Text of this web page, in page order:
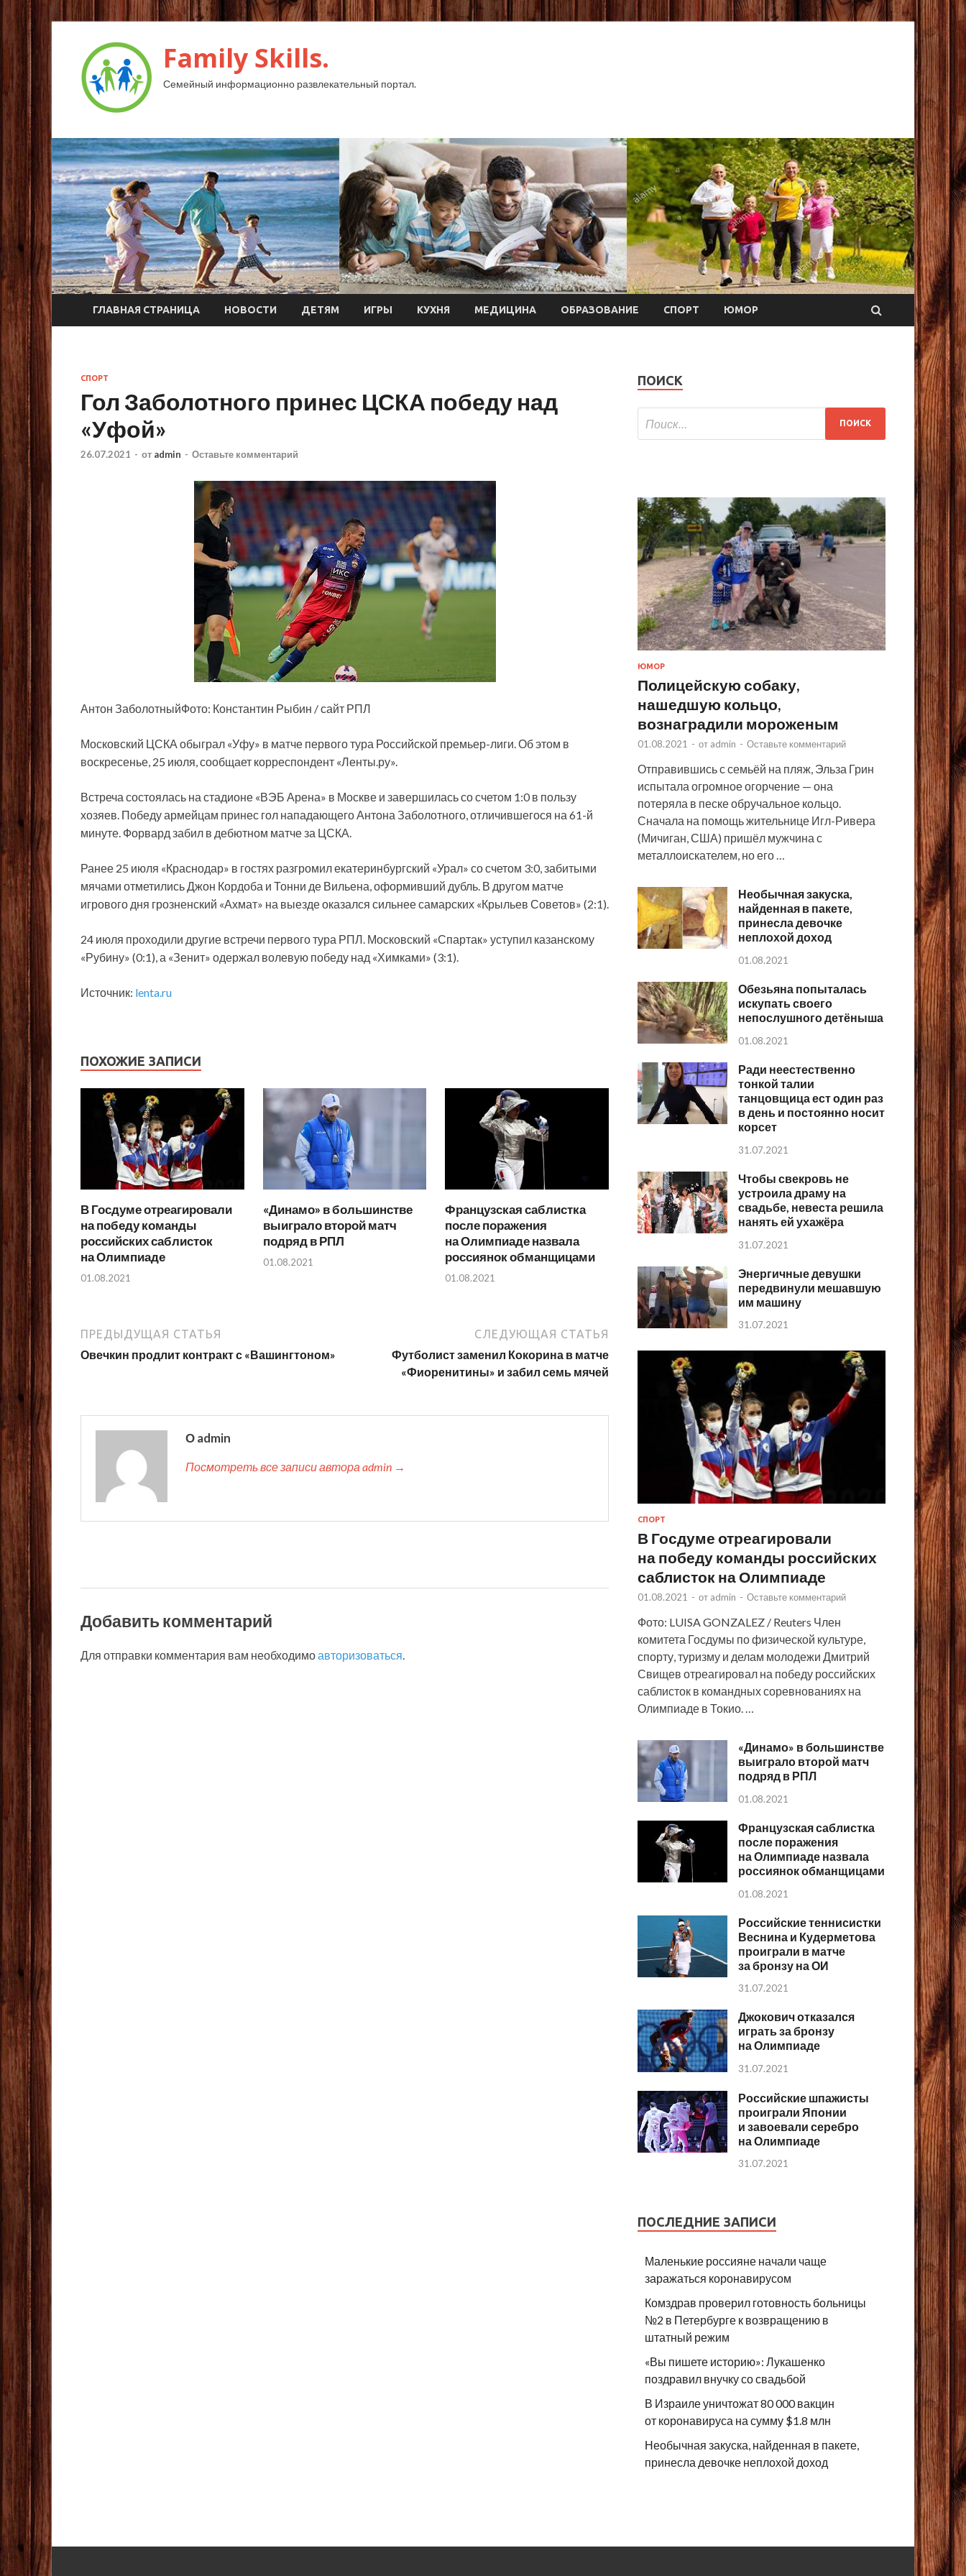
Family Skills.
Семейный информационно развлекательный портал.
ГЛАВНАЯ СТРАНИЦА НОВОСТИ ДЕТЯМ ИГРЫ КУХНЯ МЕДИЦИНА ОБРАЗОВАНИЕ СПОРТ ЮМОР
СПОРТ
Гол Заболотного принес ЦСКА победу над
«Уфой»
26.07.2021 - от admin - Оставьте комментарий
Антон ЗаболотныйФото: Константин Рыбин / сайт РПЛ
Московский ЦСКА обыграл «Уфу» в матче первого тура Российской премьер-лиги. Об этом в
воскресенье, 25 июля, сообщает корреспондент «Ленты.ру».
Встреча состоялась на стадионе «ВЭБ Арена» в Москве и завершилась со счетом 1:0 в пользу
хозяев. Победу армейцам принес гол нападающего Антона Заболотного, отличившегося на 61-й
минуте. Форвард забил в дебютном матче за ЦСКА.
Ранее 25 июля «Краснодар» в гостях разгромил екатеринбургский «Урал» со счетом 3:0, забитыми
мячами отметились Джон Кордоба и Тонни де Вильена, оформивший дубль. В другом матче
игрового дня грозненский «Ахмат» на выезде оказался сильнее самарских «Крыльев Советов» (2:1).
24 июля проходили другие встречи первого тура РПЛ. Московский «Спартак» уступил казанскому
«Рубину» (0:1), а «Зенит» одержал волевую победу над «Химками» (3:1).
Источник: lenta.ru
ПОХОЖИЕ ЗАПИСИ
В Госдуме отреагировали
на победу команды
российских саблисток
на Олимпиаде
01.08.2021
«Динамо» в большинстве
выиграло второй матч
подряд в РПЛ
01.08.2021
Французская саблистка
после поражения
на Олимпиаде назвала
россиянок обманщицами
01.08.2021
ПРЕДЫДУЩАЯ СТАТЬЯ
Овечкин продлит контракт с «Вашингтоном»
СЛЕДУЮЩАЯ СТАТЬЯ
Футболист заменил Кокорина в матче
«Фиоренитины» и забил семь мячей
О admin
Посмотреть все записи автора admin →
Добавить комментарий
Для отправки комментария вам необходимоавторизоваться.
ПОИСК
ЮМОР
Полицейскую собаку,
нашедшую кольцо,
вознаградили мороженым
01.08.2021 - от admin - Оставьте комментарий
Отправившись с семьёй на пляж, Эльза Грин
испытала огромное огорчение — она
потеряла в песке обручальное кольцо.
Сначала на помощь жительнице Игл-Ривера
(Мичиган, США) пришёл мужчина с
металлоискателем, но его …
Необычная закуска,
найденная в пакете,
принесла девочке
неплохой доход
01.08.2021
Обезьяна попыталась
искупать своего
непослушного детёныша
01.08.2021
Ради неестественно
тонкой талии
танцовщица ест один раз
в день и постоянно носит
корсет
31.07.2021
Чтобы свекровь не
устроила драму на
свадьбе, невеста решила
нанять ей ухажёра
31.07.2021
Энергичные девушки
передвинули мешавшую
им машину
31.07.2021
СПОРТ
В Госдуме отреагировали
на победу команды российских
саблисток на Олимпиаде
01.08.2021 - от admin - Оставьте комментарий
Фото: LUISA GONZALEZ / Reuters Член
комитета Госдумы по физической культуре,
спорту, туризму и делам молодежи Дмитрий
Свищев отреагировал на победу российских
саблисток в командных соревнованиях на
Олимпиаде в Токио. …
«Динамо» в большинстве
выиграло второй матч
подряд в РПЛ
01.08.2021
Французская саблистка
после поражения
на Олимпиаде назвала
россиянок обманщицами
01.08.2021
Российские теннисистки
Веснина и Кудерметова
проиграли в матче
за бронзу на ОИ
31.07.2021
Джокович отказался
играть за бронзу
на Олимпиаде
31.07.2021
Российские шпажисты
проиграли Японии
и завоевали серебро
на Олимпиаде
31.07.2021
ПОСЛЕДНИЕ ЗАПИСИ
Маленькие россияне начали чаще
заражаться коронавирусом
Комздрав проверил готовность больницы
№2 в Петербурге к возвращению в
штатный режим
«Вы пишете историю»: Лукашенко
поздравил внучку со свадьбой
В Израиле уничтожат 80 000 вакцин
от коронавируса на сумму $1.8 млн
Необычная закуска, найденная в пакете,
принесла девочке неплохой доход